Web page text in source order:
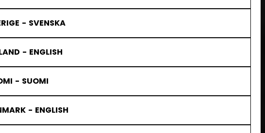
- SVENSKA
- ENGLISH
- SUOMI
- ENGLISH